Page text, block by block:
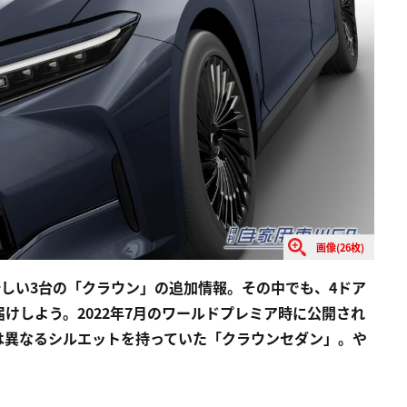
画像(26枚)
い3台の「クラウン」の追加情報。その中でも、4ドア
しよう。2022年7月のワールドプレミア時に公開され
なるシルエットを持っていた「クラウンセダン」。や